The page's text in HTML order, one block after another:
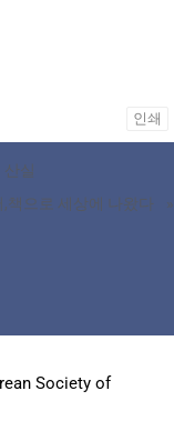
인쇄
실
책으로 세상에 나왔다
»
Society of